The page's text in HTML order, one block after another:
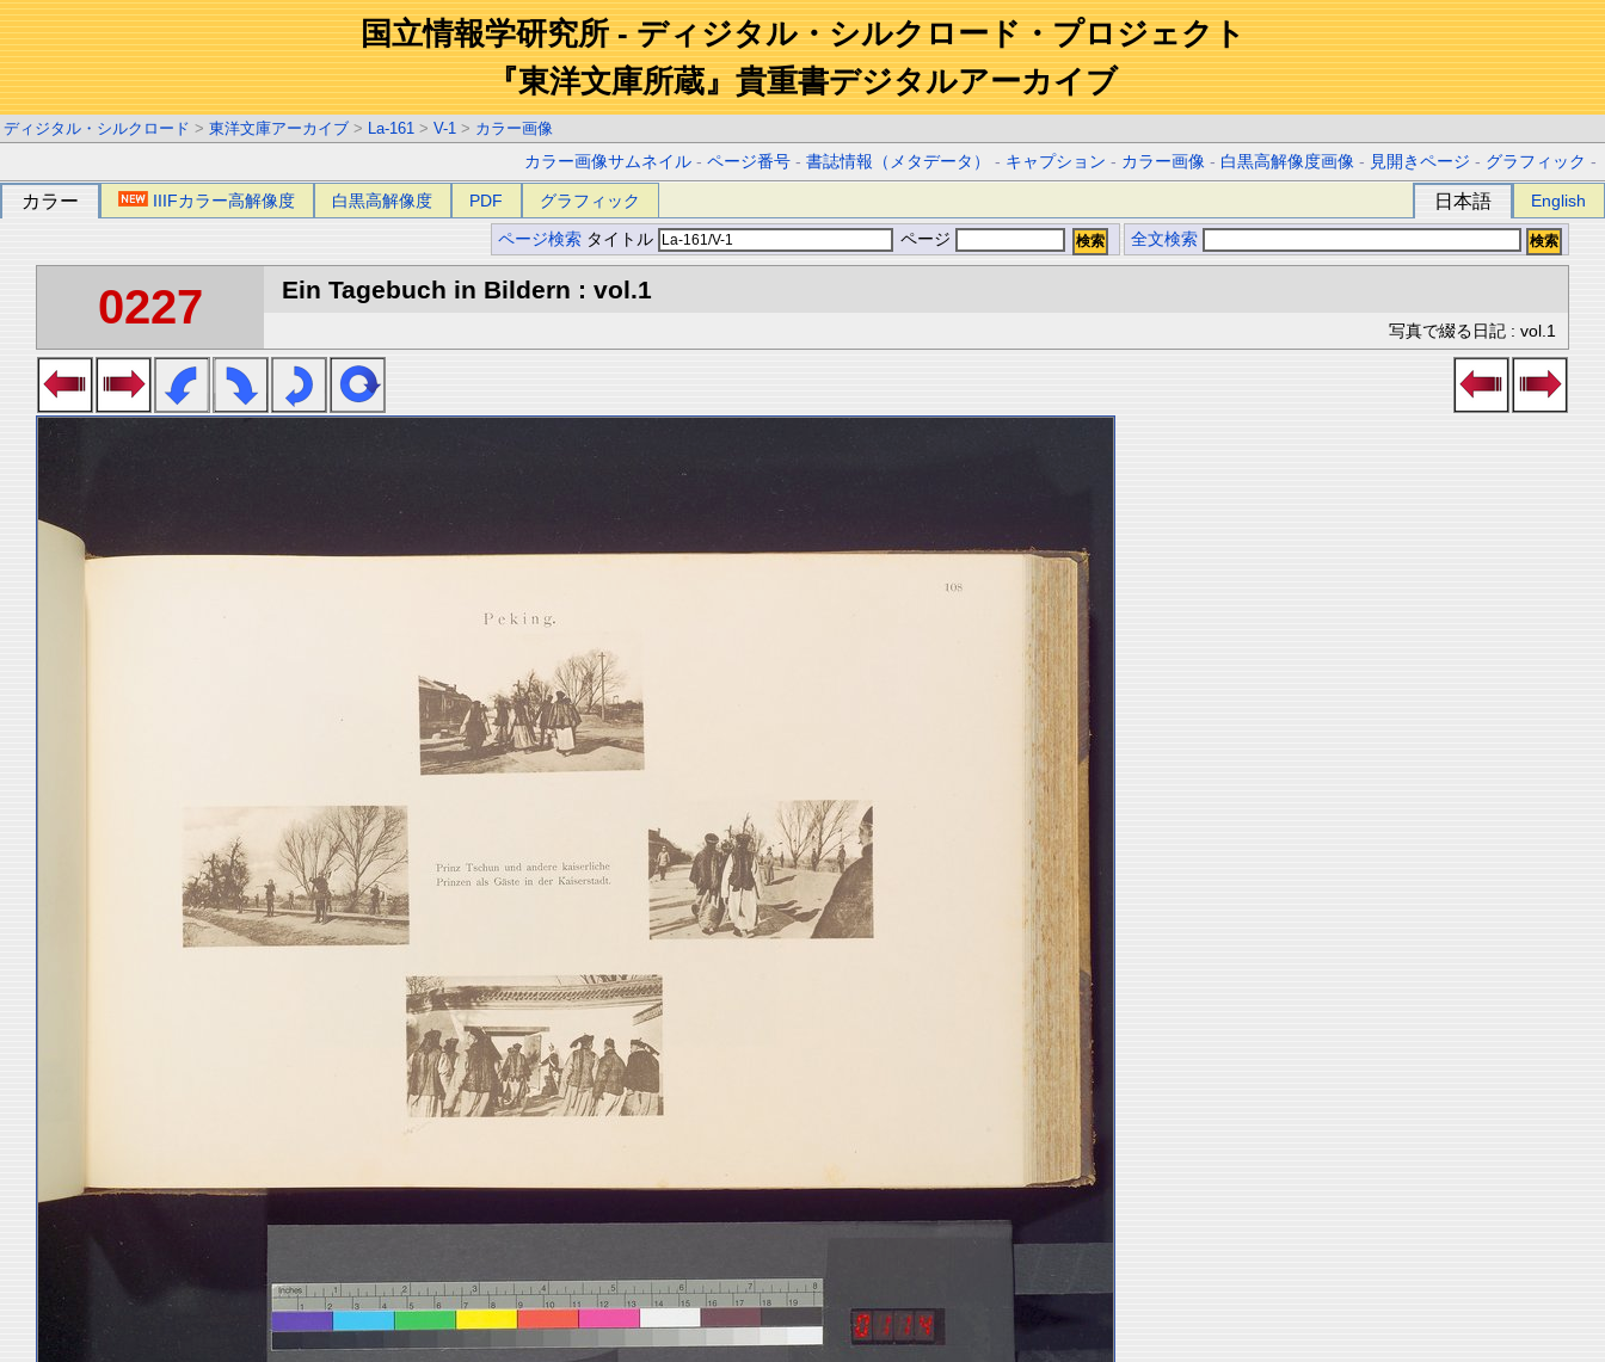
国立情報学研究所 - ディジタル・シルクロード・プロジェクト
『東洋文庫所蔵』貴重書デジタルアーカイブ
ディジタル・シルクロード > 東洋文庫アーカイブ > La-161 > V-1 > カラー画像
カラー画像サムネイル -ページ番号 -書誌情報（メタデータ） - キャプション - カラー画像 - 白黒高解像度画像 - 見開きページ - グラフィック -
カラー IIIFカラー高解像度 白黒高解像度 PDF グラフィック 日本語 English
ページ検索 タイトル ページ 全文検索
0227 Ein Tagebuch in Bildern : vol.1
写真で綴る日記 : vol.1